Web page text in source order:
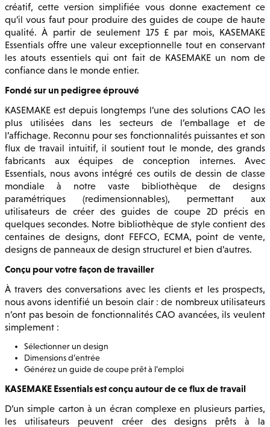
créatif, cette version simplifiée vous donne exactement ce
qu’il vous faut pour produire des guides de coupe de haute
qualité. À partir de seulement 175 £ par mois, KASEMAKE
Essentials offre une valeur exceptionnelle tout en conservant
les atouts essentiels qui ont fait de KASEMAKE un nom de
confiance dans le monde entier.
Fondé sur un pedigree éprouvé
KASEMAKE est depuis longtemps l’une des solutions CAO les
plus utilisées dans les secteurs de l’emballage et de
l’affichage. Reconnu pour ses fonctionnalités puissantes et son
flux de travail intuitif, il soutient tout le monde, des grands
fabricants aux équipes de conception internes. Avec
Essentials, nous avons intégré ces outils de dessin de classe
mondiale à notre vaste bibliothèque de designs
paramétriques (redimensionnables), permettant aux
utilisateurs de créer des guides de coupe 2D précis en
quelques secondes. Notre bibliothèque de style contient des
centaines de designs, dont FEFCO, ECMA, point de vente,
designs de panneaux de design structurel et bien d’autres.
Conçu pour votre façon de travailler
À travers des conversations avec les clients et les prospects,
nous avons identifié un besoin clair : de nombreux utilisateurs
n’ont pas besoin de fonctionnalités CAO avancées, ils veulent
simplement :
Sélectionner un design
Dimensions d’entrée
Générez un guide de coupe prêt à l’emploi
KASEMAKE Essentials est conçu autour de ce flux de travail
D’un simple carton à un écran complexe en plusieurs parties,
les utilisateurs peuvent créer des designs prêts à la